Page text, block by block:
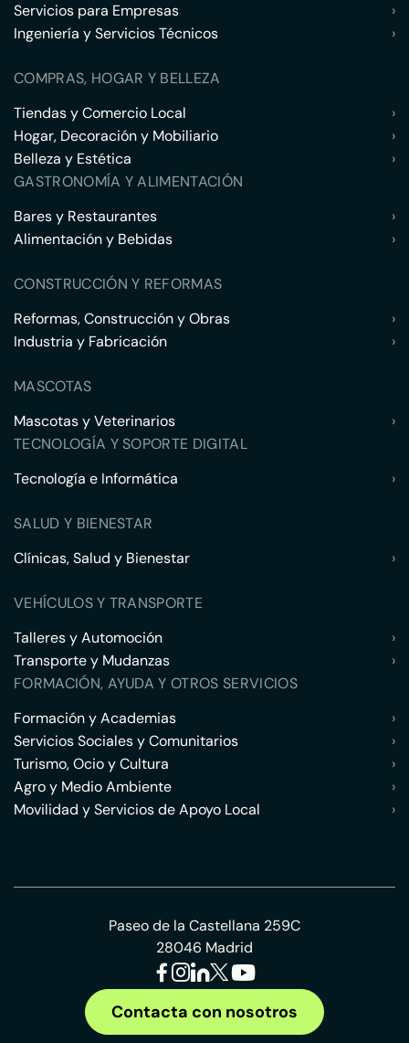
Servicios para Empresas
›
Ingeniería y Servicios Técnicos
›
COMPRAS, HOGAR Y BELLEZA
Tiendas y Comercio Local
›
Hogar, Decoración y Mobiliario
›
Belleza y Estética
›
GASTRONOMÍA Y ALIMENTACIÓN
Bares y Restaurantes
›
Alimentación y Bebidas
›
CONSTRUCCIÓN Y REFORMAS
Reformas, Construcción y Obras
›
Industria y Fabricación
›
MASCOTAS
Mascotas y Veterinarios
›
TECNOLOGÍA Y SOPORTE DIGITAL
Tecnología e Informática
›
SALUD Y BIENESTAR
Clínicas, Salud y Bienestar
›
VEHÍCULOS Y TRANSPORTE
Talleres y Automoción
›
Transporte y Mudanzas
›
FORMACIÓN, AYUDA Y OTROS SERVICIOS
Formación y Academias
›
Servicios Sociales y Comunitarios
›
Turismo, Ocio y Cultura
›
Agro y Medio Ambiente
›
Movilidad y Servicios de Apoyo Local
›
Paseo de la Castellana 259C
28046 Madrid
Contacta con nosotros